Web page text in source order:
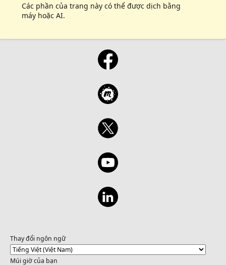
Các phần của trang này có thể được dịch bằng
máy hoặc AI.
Thay đổi ngôn ngữ
Múi giờ của bạn